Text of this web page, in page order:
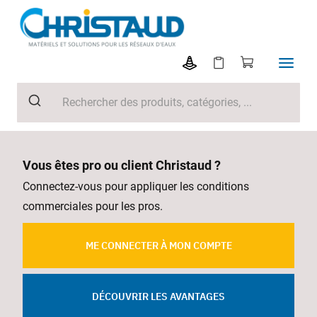
Vous êtes pro ou client Christaud ?
Connectez-vous pour appliquer les conditions
commerciales pour les pros.
ME CONNECTER À MON COMPTE
DÉCOUVRIR LES AVANTAGES